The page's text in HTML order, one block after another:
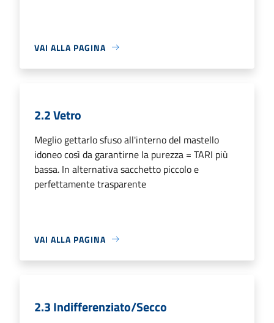
VAI ALLA PAGINA
2.2 Vetro
Meglio gettarlo sfuso all'interno del mastello
idoneo così da garantirne la purezza = TARI più
bassa. In alternativa sacchetto piccolo e
perfettamente trasparente
VAI ALLA PAGINA
2.3 Indifferenziato/Secco